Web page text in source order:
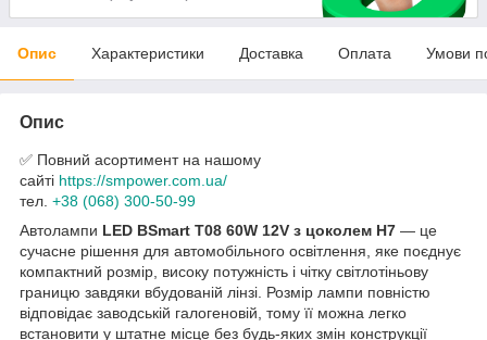
Опис Характеристики Доставка Оплата Умови
Опис
✅ Повний асортимент на нашому
сайті https://smpower.com.ua/
тел. +38 (068) 300-50-99
Автолампи LED BSmart T08 60W 12V з цоколем H7 — це
сучасне рішення для автомобільного освітлення, яке поєднує
компактний розмір, високу потужність і чітку світлотіньову
границю завдяки вбудованій лінзі. Розмір лампи повністю
відповідає заводській галогеновій, тому її можна легко
встановити у штатне місце без будь-яких змін конструкції